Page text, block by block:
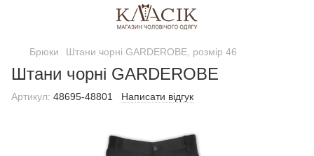
Брюки Штани чорні GARDEROBE, розмір 46
Штани чорні GARDEROBE
Артикул: 48695-48801 Написати відгук